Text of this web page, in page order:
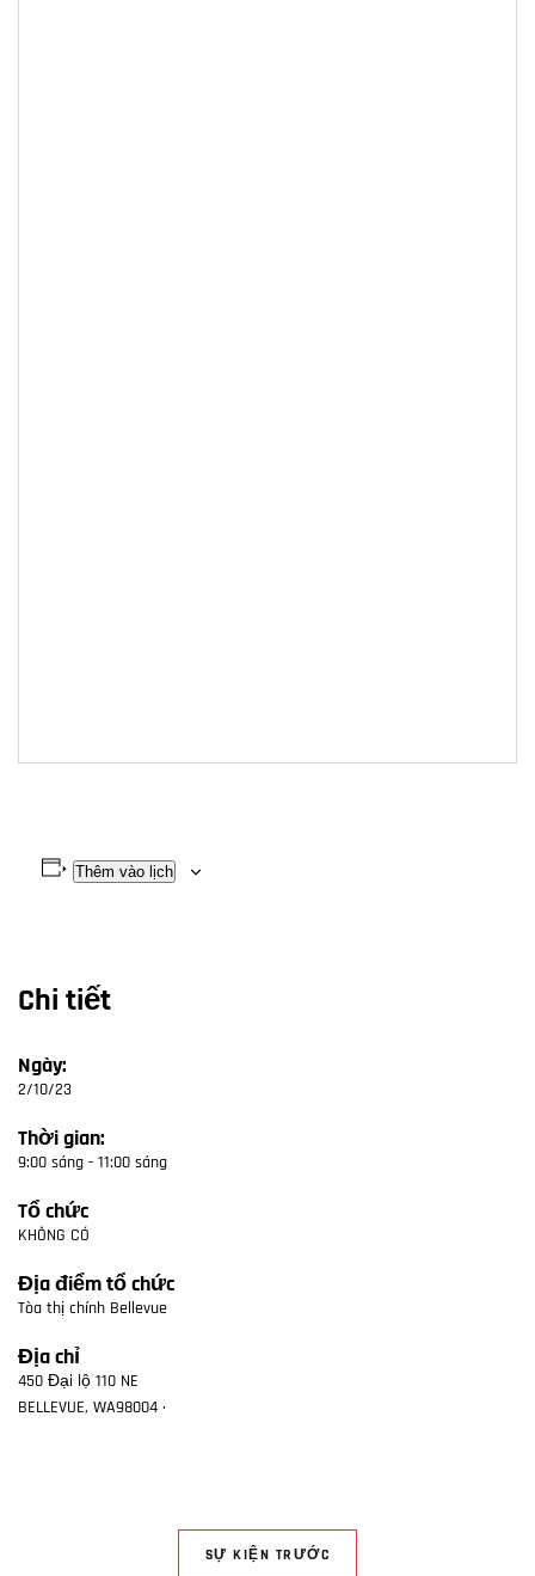
Thêm vào lịch
Chi tiết
Ngày:
2/10/23
Thời gian:
9:00 sáng - 11:00 sáng
Tổ chức
KHÔNG CÓ
Địa điểm tổ chức
Tòa thị chính Bellevue
Địa chỉ
450 Đại lộ 110 NE
BELLEVUE, WA98004 ·
SỰ KIỆN TRƯỚC